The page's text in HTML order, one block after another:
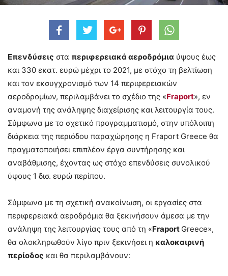
Επενδύσεις στα περιφερειακά αεροδρόμια ύψους έως
και 330 εκατ. ευρώ μέχρι το 2021, με στόχο τη βελτίωση
και τον εκσυγχρονισμό των 14 περιφερειακών
αεροδρομίων, περιλαμβάνει το σχέδιο της «Fraport», εν
αναμονή της ανάληψης διαχείρισης και λειτουργία τους.
Σύμφωνα με το σχετικό προγραμματισμό, στην υπόλοιπη
διάρκεια της περιόδου παραχώρησης η Fraport Greece θα
πραγματοποιήσει επιπλέον έργα συντήρησης και
αναβάθμισης, έχοντας ως στόχο επενδύσεις συνολικού
ύψους 1 δισ. ευρώ περίπου.
Σύμφωνα με τη σχετική ανακοίνωση, οι εργασίες στα
περιφερειακά αεροδρόμια θα ξεκινήσουν άμεσα με την
ανάληψη της λειτουργίας τους από τη «Fraport Greece»,
θα ολοκληρωθούν λίγο πριν ξεκινήσει η καλοκαιρινή
περίοδος και θα περιλαμβάνουν: